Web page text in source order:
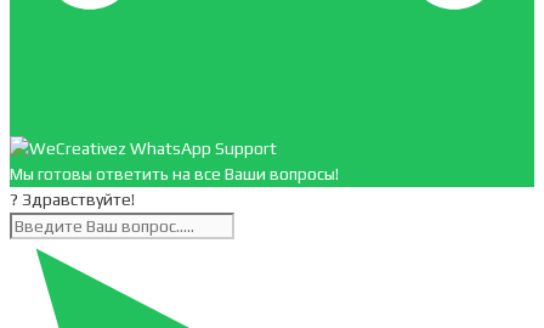
Мы готовы ответить на все Ваши вопросы!
? Здравствуйте!